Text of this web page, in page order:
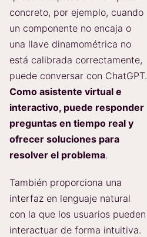
concreto, por ejemplo, cuando
un componente no encaja o
una llave dinamométrica no
está calibrada correctamente,
puede conversar con ChatGPT.
Como asistente virtual e
interactivo, puede responder
preguntas en tiempo real y
ofrecer soluciones para
resolver el problema.
También proporciona una
interfaz en lenguaje natural
con la que los usuarios pueden
interactuar de forma intuitiva.